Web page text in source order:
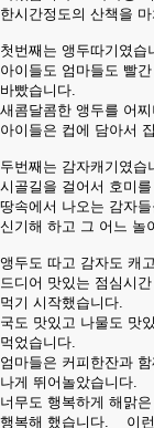
한시간정도의 산책을
첫번째는 앵두따기였습
아이들도 엄마들도 빨
바빴습니다.
새콤달콤한 앵두를 어
아이들은 컵에 담아서
두번째는 감자캐기였습
시골길을 걸어서 호미
땅속에서 나오는 감자
신기해 하고 그 어느 놀
앵두도 따고 감자도 캐
드디어 맛있는 점심시
먹기 시작했습니다.
국도 맛있고 나물도 맛
먹었습니다.
엄마들은 커피한잔과
나게 뛰어놀았습니다.
너무도 행복하게 해맑
행복해 했습니다. 이런